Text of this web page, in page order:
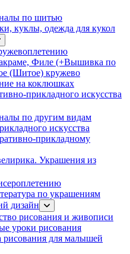
по шитью
куклы, одежда для кукол
Филе (+Вышивка по
(Шитое) кружево
на коклюшках
прикладного искусства
по другим видам
искусства
прикладному
Украшения из
по украшениям
дизайн
рисования и живописи
уроки рисования
для малышей